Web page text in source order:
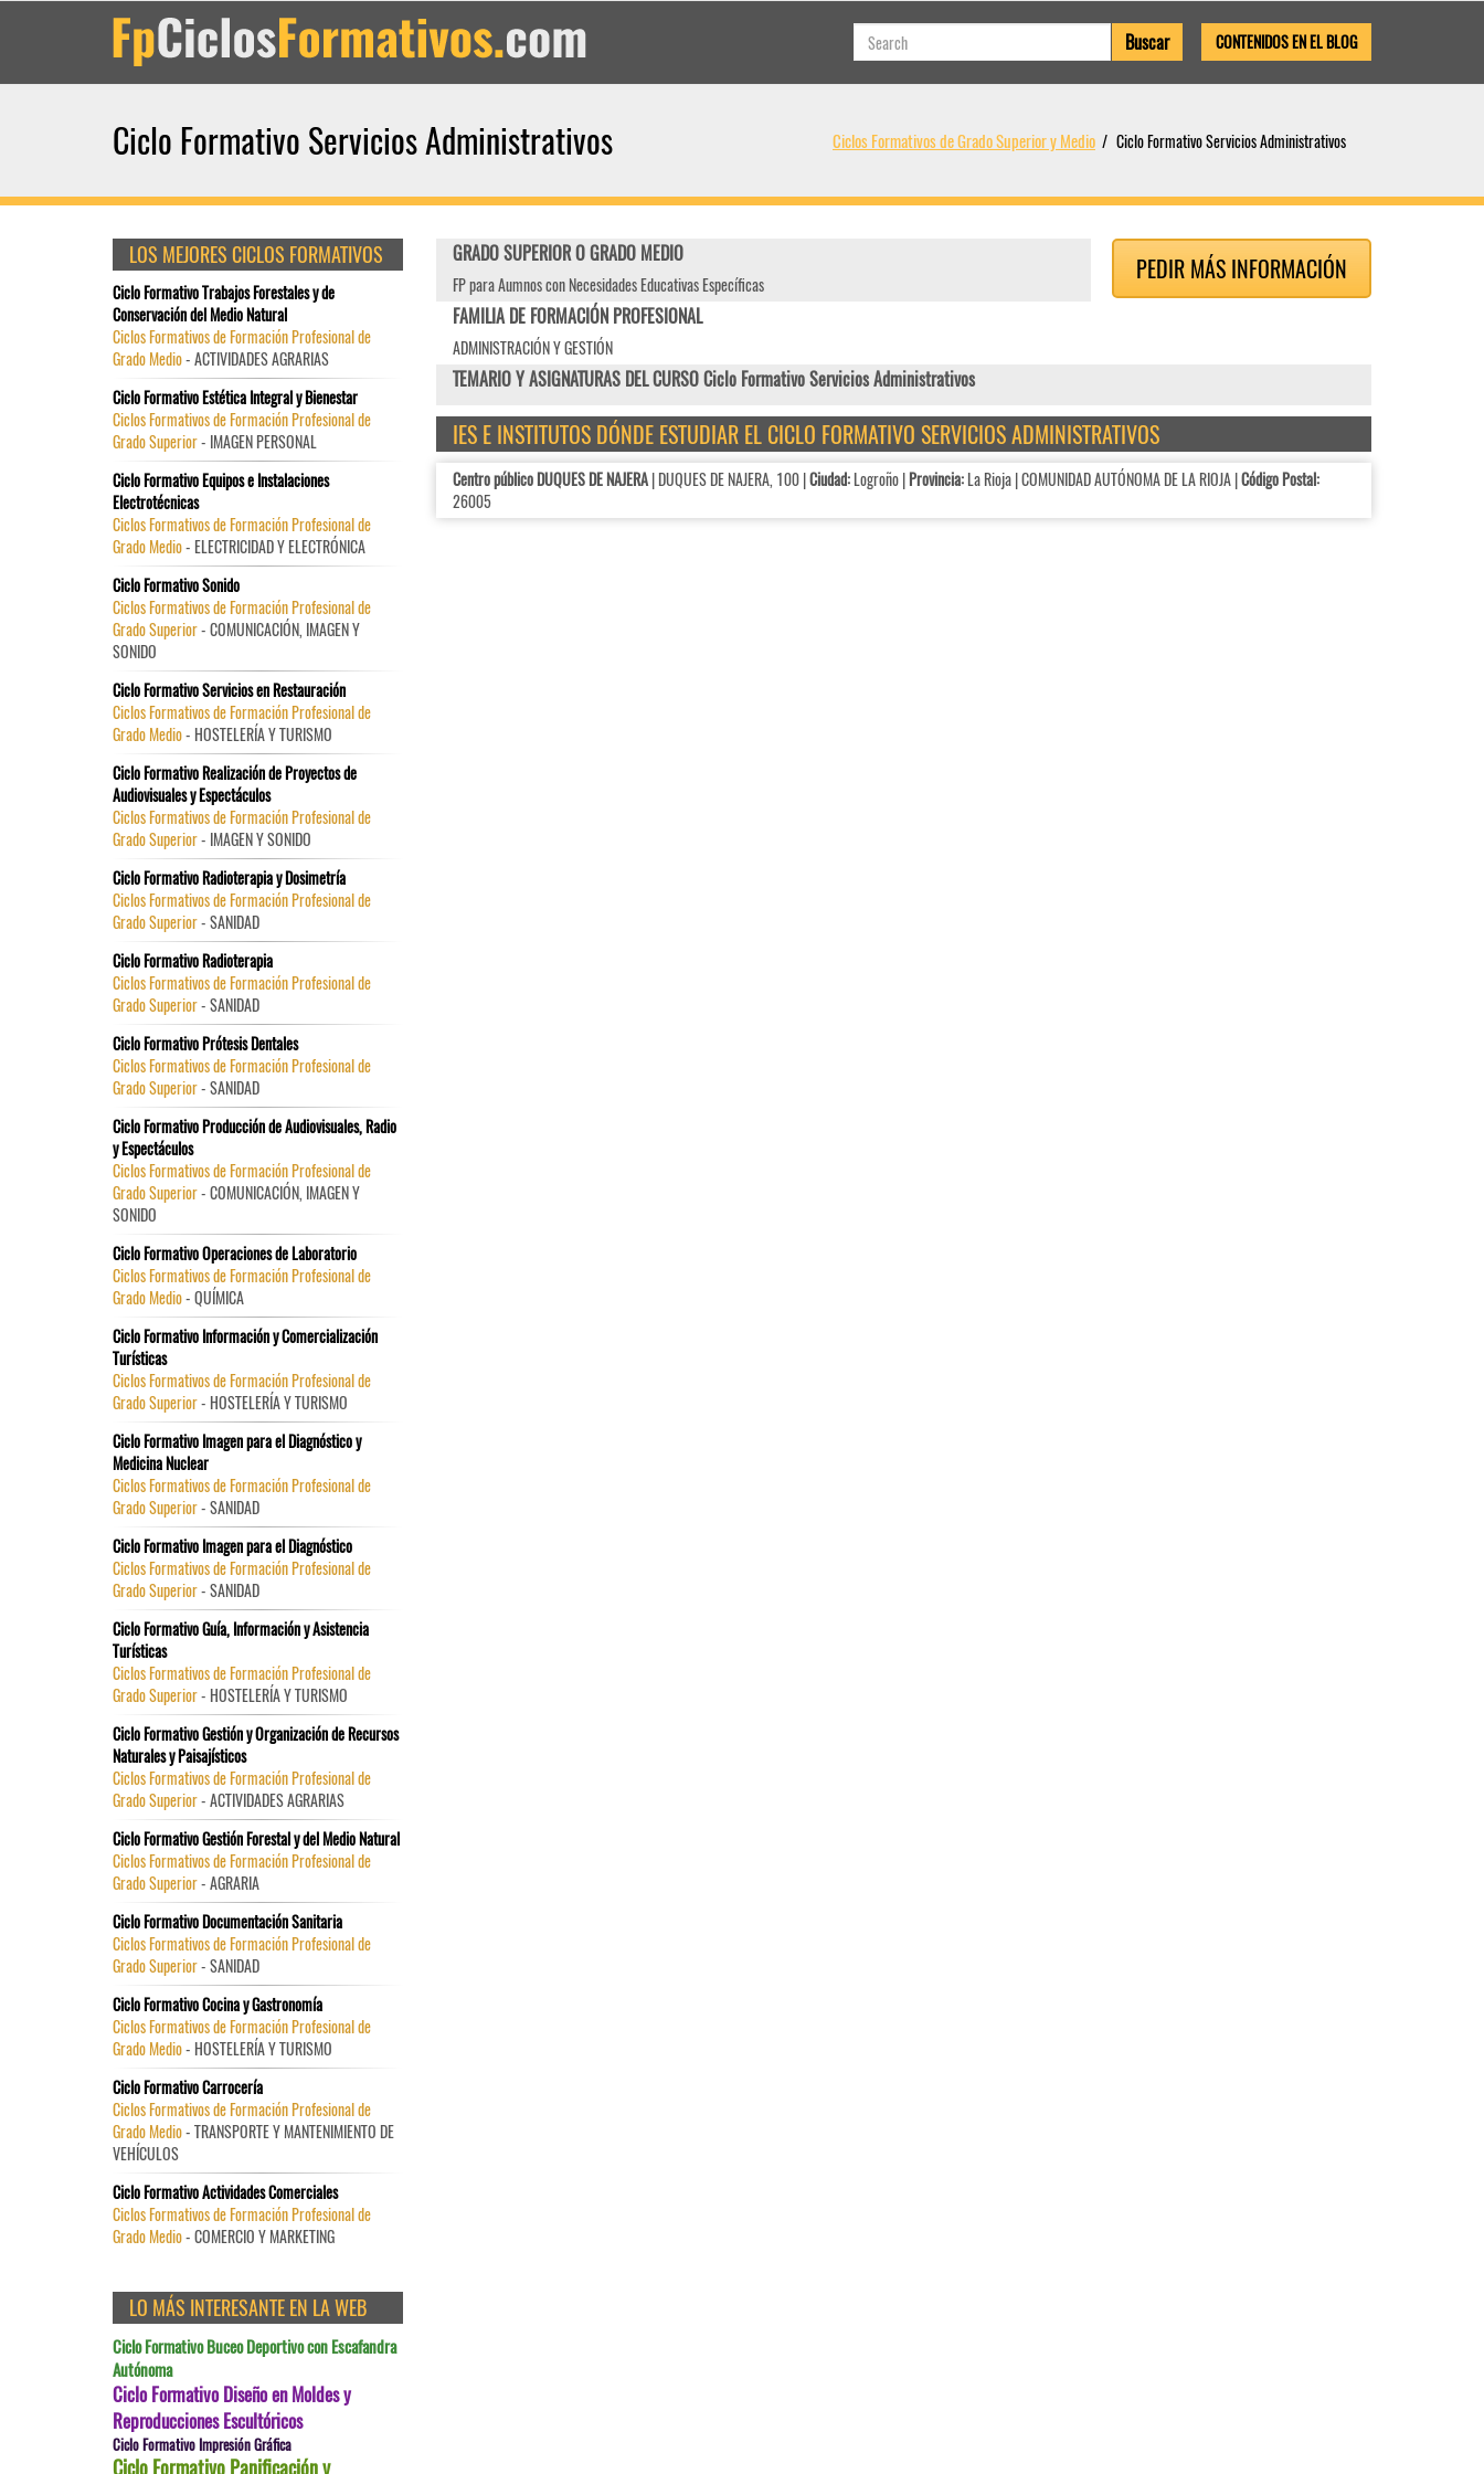
CONTENIDOS EN EL BLOG
Ciclo Formativo Servicios Administrativos Ciclos Formativos de Grado Superior y Medio Ciclo Formativo Servicios Administrativos
PEDIR MÁS INFORMACIÓN
GRADO SUPERIOR O GRADO MEDIO
FP para Aumnos con Necesidades Educativas Específicas
FAMILIA DE FORMACIÓN PROFESIONAL
ADMINISTRACIÓN Y GESTIÓN
TEMARIO Y ASIGNATURAS DEL CURSO Ciclo Formativo Servicios Administrativos
IES E INSTITUTOS DÓNDE ESTUDIAR EL CICLO FORMATIVO SERVICIOS ADMINISTRATIVOS
Centro público DUQUES DE NAJERA| DUQUES DE NAJERA, 100 |Ciudad:Logroño |Provincia:La Rioja | COMUNIDAD AUTÓNOMA DE LA RIOJA |Código Postal:
26005
LOS MEJORES CICLOS FORMATIVOS
Ciclo Formativo Trabajos Forestales y de
Conservación del Medio Natural
Ciclos Formativos de Formación Profesional de
Grado Medio- ACTIVIDADES AGRARIAS
Ciclo Formativo Estética Integral y Bienestar
Ciclos Formativos de Formación Profesional de
Grado Superior- IMAGEN PERSONAL
Ciclo Formativo Equipos e Instalaciones
Electrotécnicas
Ciclos Formativos de Formación Profesional de
Grado Medio- ELECTRICIDAD Y ELECTRÓNICA
Ciclo Formativo Sonido
Ciclos Formativos de Formación Profesional de
Grado Superior- COMUNICACIÓN, IMAGEN Y
SONIDO
Ciclo Formativo Servicios en Restauración
Ciclos Formativos de Formación Profesional de
Grado Medio- HOSTELERÍA Y TURISMO
Ciclo Formativo Realización de Proyectos de
Audiovisuales y Espectáculos
Ciclos Formativos de Formación Profesional de
Grado Superior- IMAGEN Y SONIDO
Ciclo Formativo Radioterapia y Dosimetría
Ciclos Formativos de Formación Profesional de
Grado Superior- SANIDAD
Ciclo Formativo Radioterapia
Ciclos Formativos de Formación Profesional de
Grado Superior- SANIDAD
Ciclo Formativo Prótesis Dentales
Ciclos Formativos de Formación Profesional de
Grado Superior- SANIDAD
Ciclo Formativo Producción de Audiovisuales, Radio
y Espectáculos
Ciclos Formativos de Formación Profesional de
Grado Superior- COMUNICACIÓN, IMAGEN Y
SONIDO
Ciclo Formativo Operaciones de Laboratorio
Ciclos Formativos de Formación Profesional de
Grado Medio- QUÍMICA
Ciclo Formativo Información y Comercialización
Turísticas
Ciclos Formativos de Formación Profesional de
Grado Superior- HOSTELERÍA Y TURISMO
Ciclo Formativo Imagen para el Diagnóstico y
Medicina Nuclear
Ciclos Formativos de Formación Profesional de
Grado Superior- SANIDAD
Ciclo Formativo Imagen para el Diagnóstico
Ciclos Formativos de Formación Profesional de
Grado Superior- SANIDAD
Ciclo Formativo Guía, Información y Asistencia
Turísticas
Ciclos Formativos de Formación Profesional de
Grado Superior- HOSTELERÍA Y TURISMO
Ciclo Formativo Gestión y Organización de Recursos
Naturales y Paisajísticos
Ciclos Formativos de Formación Profesional de
Grado Superior- ACTIVIDADES AGRARIAS
Ciclo Formativo Gestión Forestal y del Medio Natural
Ciclos Formativos de Formación Profesional de
Grado Superior- AGRARIA
Ciclo Formativo Documentación Sanitaria
Ciclos Formativos de Formación Profesional de
Grado Superior- SANIDAD
Ciclo Formativo Cocina y Gastronomía
Ciclos Formativos de Formación Profesional de
Grado Medio- HOSTELERÍA Y TURISMO
Ciclo Formativo Carrocería
Ciclos Formativos de Formación Profesional de
Grado Medio- TRANSPORTE Y MANTENIMIENTO DE
VEHÍCULOS
Ciclo Formativo Actividades Comerciales
Ciclos Formativos de Formación Profesional de
Grado Medio- COMERCIO Y MARKETING
LO MÁS INTERESANTE EN LA WEB
Ciclo Formativo Buceo Deportivo con Escafandra
Autónoma
Ciclo Formativo Diseño en Moldes y
Reproducciones Escultóricos
Ciclo Formativo Impresión Gráfica
Ciclo Formativo Panificación y